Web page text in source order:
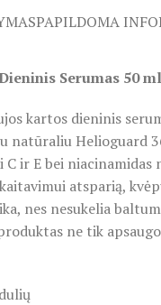
PAPILDOMA
Serumas 50 ml
kartos dieninis
natūraliu Helioguard
ir E bei
atsparią,
nes nesukelia
ne tik